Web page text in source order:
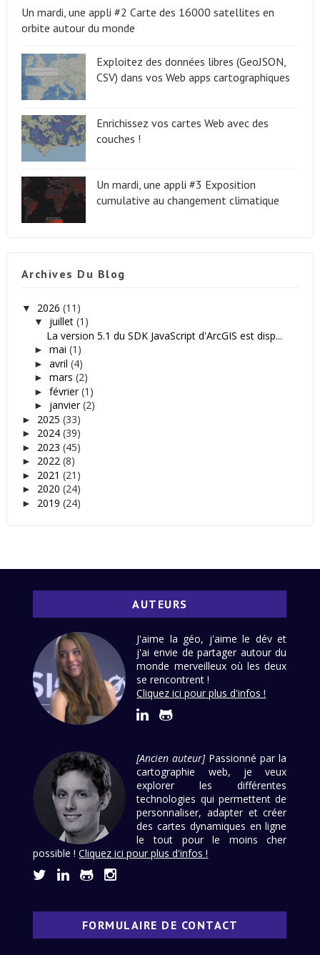
Un mardi, une appli #2 Carte des 16000 satellites en
orbite autour du monde
Exploitez des données libres (GeoJSON,
CSV) dans vos Web apps cartographiques
Enrichissez vos cartes Web avec des
couches !
Un mardi, une appli #3 Exposition
cumulative au changement climatique
Archives Du Blog
▼ 2026 (11)
▼ juillet (1)
La version 5.1 du SDK JavaScript d'ArcGIS est disp...
► mai (1)
► avril (4)
► mars (2)
► février(1)
► janvier(2)
► 2025 (33)
► 2024 (39)
► 2023 (45)
► 2022 (8)
► 2021 (21)
► 2020 (24)
► 2019 (24)
AUTEURS
J'aime la géo, j'aime le dév et
j'ai envie de partager autour du
monde merveilleux où les deux
se rencontrent !
Cliquez ici pour plus d'infos !
[Ancien auteur]Passionné par la
cartographie web, je veux
explorer les différentes
technologies qui permettent de
personnaliser, adapter et créer
des cartes dynamiques en ligne
le tout pour le moins cher
possible !Cliquez ici pour plus d'infos !
FORMULAIRE DE CONTACT